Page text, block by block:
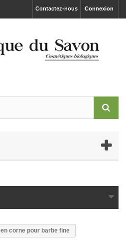
Connexion
Contactez-nous
en corne pour barbe fine